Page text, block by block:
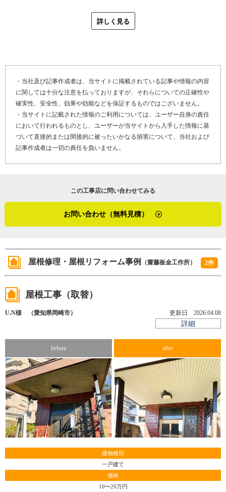
いよう天気予報をチェックしスケジュールを調整していま
さまにとってわかりにくいと思うんですが、事前の打ち合
わせも含めて誠心誠意対応していけば信頼に繋がると思う
んです。最終的に『頼んでよかった』と言ってもらえるの
が一番嬉しいですね」
※１ 立平葺き・・・縦に長い板金のみで構成された屋根
※２ ルーフィング・・・屋根材の下に敷く防水シート
※３ 折半屋根・・・波型に折り返した金属板を施した屋
根。ガレージや工場、体育館、住宅のカーポートなどに使
われる
母屋（おもや）から差し出してつくられた屋根のこと
を見に行くこともあるそうです。また、完工後でもお客さ
まからご連絡いただければすぐに駆け付けてくれるとのこ
最後に「やねいろは」をご覧になっている、金属屋根（ガ
ルバリウム鋼板屋根）の劣化でお困りのお客さま、そして
屋根リフォームや屋根修理を検討しているお客さまにメッ
セージです。
「目指しているのはお客さまにとって一番ためになる工事
です。打ち合わせでは疑問点や要望をしっかりと聞かせて
屋根の上に上がる仕事をしていながら、実は高所が苦手だ
骨の上を歩くのがとても怖かったんだとか。苦手意識のあ
（２０２２年９月取材）
詳しく見る
・当社及び記事作成者は、当サイトに掲載されている記事や情報の内容
に関しては十分な注意を払っておりますが、それらについての正確性や
確実性、安全性、効果や効能などを保証するものではございません。
・当サイトに記載された情報のご利用については、ユーザー自身の責任
において行われるものとし、ユーザーが当サイトから入手した情報に基
づいて直接的または間接的に被ったいかなる損害について、当社および
記事作成者は一切の責任を負いません。
この工事店に問い合わせてみる
お問い合わせ（無料見積）
屋根修理・屋根リフォーム事例 （齋藤板金工作所） 2件
屋根工事（取替）
U.N様 （愛知県岡崎市） 更新日 2026.04.08
詳細
before after
建物種別
一戸建て
価格
10〜20万円